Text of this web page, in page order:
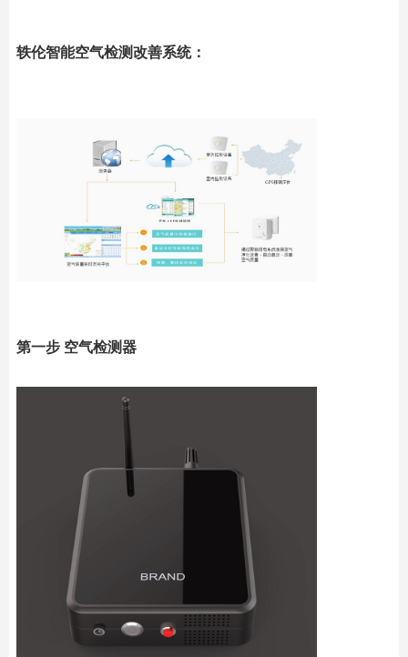
轶伦智能空气检测改善系统：
第一步 空气检测器